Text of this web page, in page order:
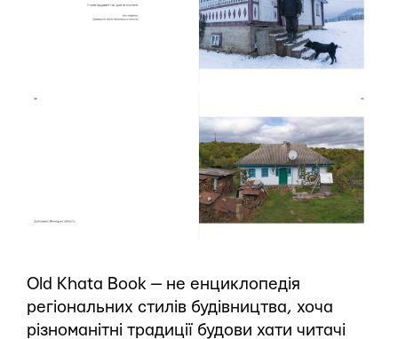
Old Khata Book — не енциклопедія
регіональних стилів будівництва, хоча
різноманітні традиції будови хати читачі